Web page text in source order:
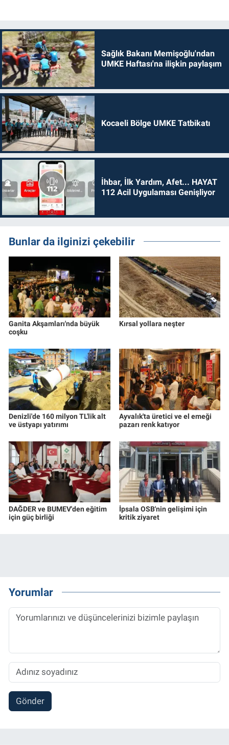
Sağlık Bakanı Memişoğlu'ndan
UMKE Haftası'na ilişkin paylaşım
Kocaeli Bölge UMKE Tatbikatı
İhbar, İlk Yardım, Afet... HAYAT
112 Acil Uygulaması Genişliyor
Bunlar da ilginizi çekebilir
Ganita Akşamları'nda büyük
coşku
Kırsal yollara neşter
Denizli'de 160 milyon TL'lik alt
ve üstyapı yatırımı
Ayvalık'ta üretici ve el emeği
pazarı renk katıyor
DAĞDER ve BUMEV'den eğitim
için güç birliği
İpsala OSB'nin gelişimi için
kritik ziyaret
Yorumlar
Gönder